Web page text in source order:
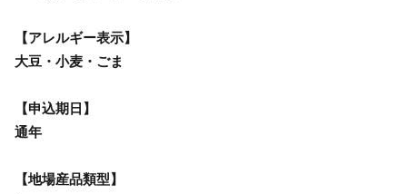
【アレルギー表示】
大豆・小麦・ごま
【申込期日】
通年
【地場産品類型】